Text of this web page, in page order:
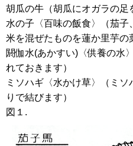
胡瓜の牛（胡瓜にオガラの足
水の子〈百味の飯食〉（茄
米を混ぜたものを蓮か里芋の
閼伽水(あかすい)〈供養の水
れておきます）
ミソハギ〈水かけ草〉（ミ
りで結びます）
図１.